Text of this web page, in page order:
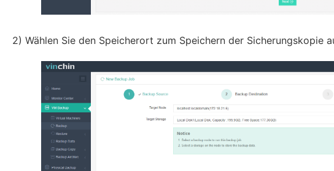
2) Wählen Sie den Speicherort zum Speichern der Sicherungskopie